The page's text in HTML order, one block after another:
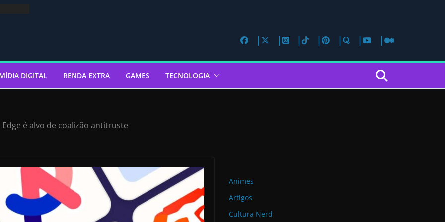
MÍDIA DIGITAL RENDA EXTRA GAMES TECNOLOGIA
é alvo de coalizão antitruste
Animes
Artigos
Cultura Nerd